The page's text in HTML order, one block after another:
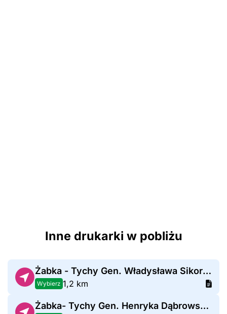
Inne drukarki w pobliżu
Żabka - Tychy Gen. Władysława Sikorskiego 69
Wybierz 1,2 km
Żabka- Tychy Gen. Henryka Dąbrowskiego 95